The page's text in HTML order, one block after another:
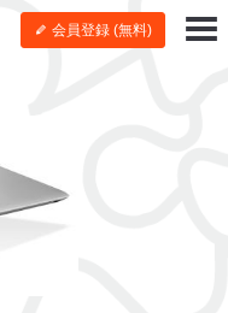
会員登録 (無料)